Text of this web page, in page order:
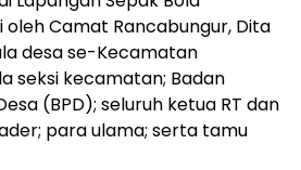
oleh Camat Rancabungur, Dita
desa se-Kecamatan
seksi kecamatan; Badan
(BPD); seluruh ketua RT dan
para ulama; serta tamu